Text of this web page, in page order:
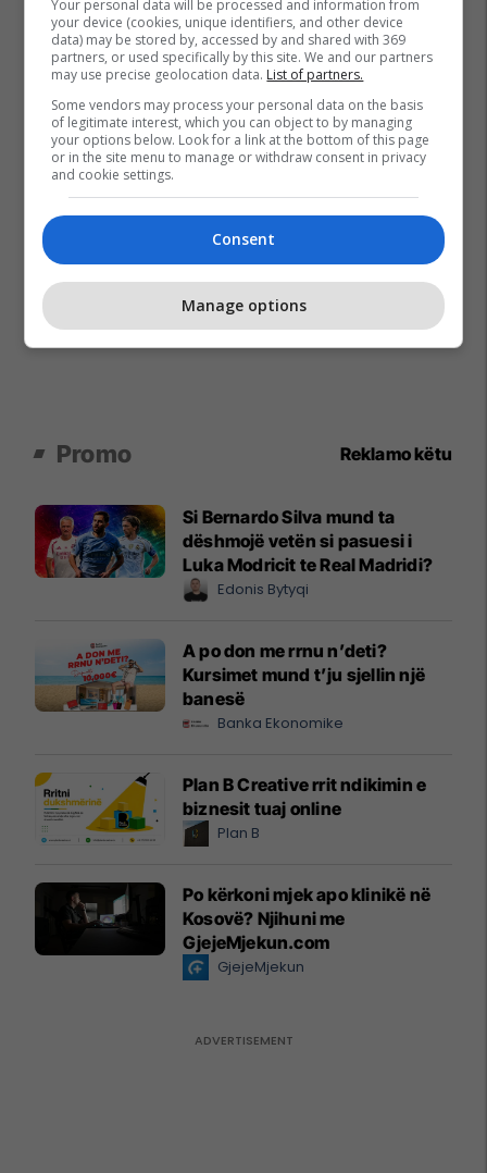
Promo Reklamo këtu
Si Bernardo Silva mund ta
dëshmojë vetën si pasuesi i
Luka Modricit te Real Madridi?
Edonis Bytyqi
A po don me rrnu n’deti?
Kursimet mund t’ju sjellin një
banesë
Banka Ekonomike
Plan B Creative rrit ndikimin e
biznesit tuaj online
Plan B
Po kërkoni mjek apo klinikë në
Kosovë? Njihuni me
GjejeMjekun.com
GjejeMjekun
Your personal data will be processed and information from
your device (cookies, unique identifiers, and other device
data) may be stored by, accessed by and shared with 369
partners, or used specifically by this site. We and our partners
may use precise geolocation data. List of partners.
Some vendors may process your personal data on the basis
of legitimate interest, which you can object to by managing
your options below. Look for a link at the bottom of this page
or in the site menu to manage or withdraw consent in privacy
and cookie settings.
Consent
Manage options